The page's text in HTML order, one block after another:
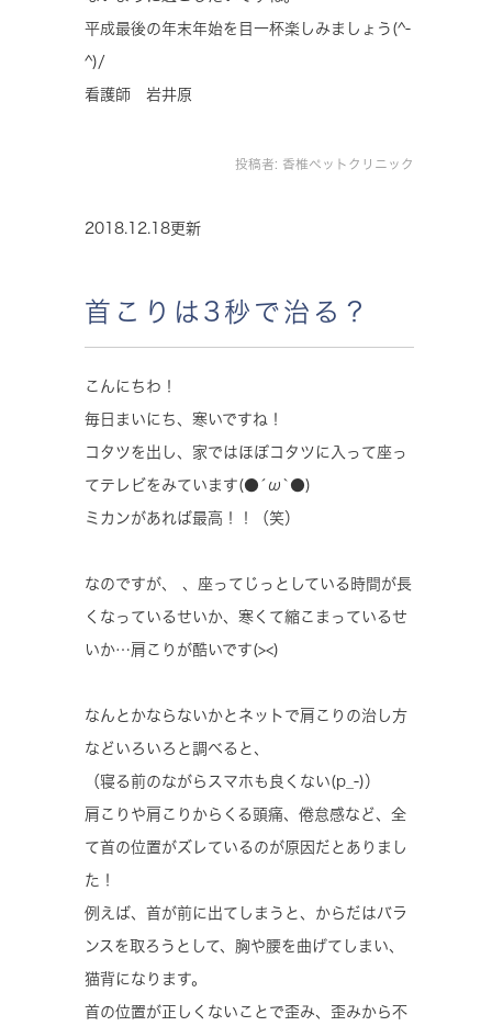
平成最後の年末年始を目一杯楽しみましょう(^-
^)/
看護師 岩井原
投稿者: 香椎ペットクリニック
2018.12.18更新
首こりは3秒で治る？
こんにちわ！
毎日まいにち、寒いですね！
コタツを出し、家ではほぼコタツに入って座っ
てテレビをみています(●´ω`●)
ミカンがあれば最高！！（笑）
なのですが、 、座ってじっとしている時間が長
くなっているせいか、寒くて縮こまっているせ
いか…肩こりが酷いです(><)
なんとかならないかとネットで肩こりの治し方
などいろいろと調べると、
（寝る前のながらスマホも良くない(p_-)）
肩こりや肩こりからくる頭痛、倦怠感など、全
て首の位置がズレているのが原因だとありまし
た！
例えば、首が前に出てしまうと、からだはバラ
ンスを取ろうとして、胸や腰を曲げてしまい、
猫背になります。
首の位置が正しくないことで歪み、歪みから不